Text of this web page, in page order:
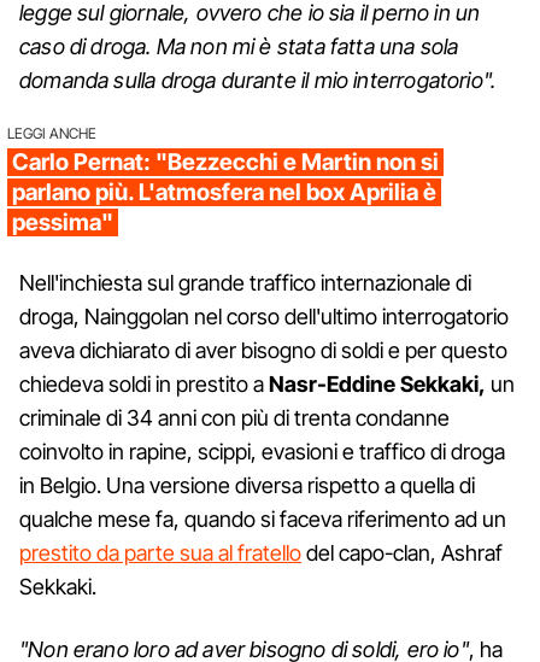
legge sul giornale, ovvero che io sia il perno in un
caso di droga. Ma non mi è stata fatta una sola
domanda sulla droga durante il mio interrogatorio".
LEGGI ANCHE
Carlo Pernat: "Bezzecchi e Martin non si
parlano più. L'atmosfera nel box Aprilia è
pessima"
Nell'inchiesta sul grande traffico internazionale di
droga, Nainggolan nel corso dell'ultimo interrogatorio
aveva dichiarato di aver bisogno di soldi e per questo
chiedeva soldi in prestito aNasr-Eddine Sekkaki, un
criminale di 34 anni con più di trenta condanne
coinvolto in rapine, scippi, evasioni e traffico di droga
in Belgio. Una versione diversa rispetto a quella di
qualche mese fa, quando si faceva riferimento ad un
prestito da parte sua al fratellodel capo-clan, Ashraf
Sekkaki.
"Non erano loro ad aver bisogno di soldi, ero io", ha